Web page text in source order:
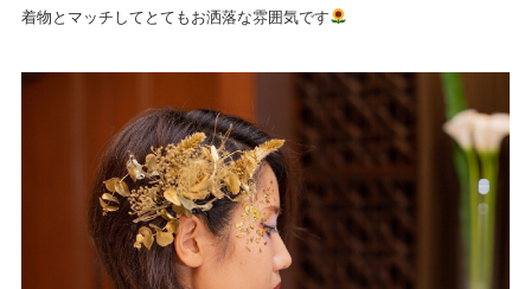
着物とマッチしてとてもお洒落な雰囲気です